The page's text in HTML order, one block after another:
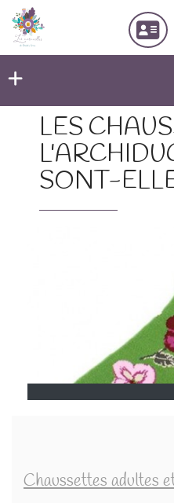
LES
SONT-
Chaussettes adultes